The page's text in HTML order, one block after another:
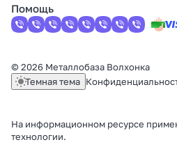
Помощь
© 2026 Металлобаза Волхонка
Темная тема
На информационном ресурсе
технологии.